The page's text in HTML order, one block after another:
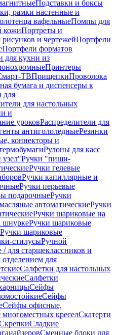
Подставки и боксы
рамки настенные и
вафельныеПомпы для
кожиПортреты и
и чертежейПортфели
Портфели форматов
для кухни из
Принтеры
ТВПрищепкиПроволока
бумага и диспенсеры к
для
для настольных
и
уроковРаспределители для
антигололедныеРезинки
коннекторы и
Рулоны для касс
Ручки "пиши-
Ручки гелевые
Ручки капиллярные и
Ручки перьевые
подарочныеРучки
автоматическиеРучки
Ручки шариковые на
шнуркеРучки шариковые
Ручки шариковые
стилусыРучной
для старшеклассников и
для
Салфетки для настольных
Салфетки
Сейфы
Сейфы
Сейфы офисные,
креселСкатерти
Сладкие
Сменные блоки для